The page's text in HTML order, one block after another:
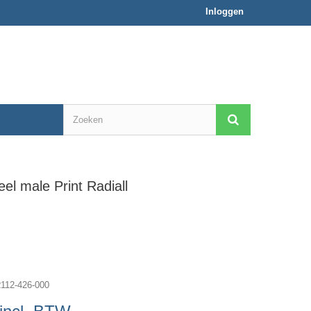
Inloggen
male Print Radiall
426-000